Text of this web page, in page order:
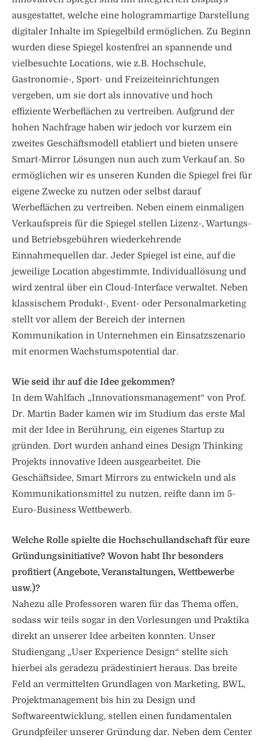
ausgestattet, welche eine hologrammartige Darstellung
digitaler Inhalte im Spiegelbild ermöglichen. Zu Beginn
wurden diese Spiegel kostenfrei an spannende und
vielbesuchte Locations, wie z.B. Hochschule,
Gastronomie-, Sport- und Freizeiteinrichtungen
vergeben, um sie dort als innovative und hoch
effiziente Werbeflächen zu vertreiben. Aufgrund der
hohen Nachfrage haben wir jedoch vor kurzem ein
zweites Geschäftsmodell etabliert und bieten unsere
Smart-Mirror Lösungen nun auch zum Verkauf an. So
ermöglichen wir es unseren Kunden die Spiegel frei für
eigene Zwecke zu nutzen oder selbst darauf
Werbeflächen zu vertreiben. Neben einem einmaligen
Verkaufspreis für die Spiegel stellen Lizenz-, Wartungs-
und Betriebsgebühren wiederkehrende
Einnahmequellen dar. Jeder Spiegel ist eine, auf die
jeweilige Location abgestimmte, Individuallösung und
wird zentral über ein Cloud-Interface verwaltet. Neben
klassischem Produkt-, Event- oder Personalmarketing
stellt vor allem der Bereich der internen
Kommunikation in Unternehmen ein Einsatzszenario
mit enormen Wachstumspotential dar.
Wie seid ihr auf die Idee gekommen?
In dem Wahlfach „Innovationsmanagement“ von Prof.
Dr. Martin Bader kamen wir im Studium das erste Mal
mit der Idee in Berührung, ein eigenes Startup zu
gründen. Dort wurden anhand eines Design Thinking
Projekts innovative Ideen ausgearbeitet. Die
Geschäftsidee, Smart Mirrors zu entwickeln und als
Kommunikationsmittel zu nutzen, reifte dann im 5-
Euro-Business Wettbewerb.
Welche Rolle spielte die Hochschullandschaft für eure
Gründungsinitiative? Wovon habt Ihr besonders
profitiert (Angebote, Veranstaltungen, Wettbewerbe
usw.)?
Nahezu alle Professoren waren für das Thema offen,
sodass wir teils sogar in den Vorlesungen und Praktika
direkt an unserer Idee arbeiten konnten. Unser
Studiengang „User Experience Design“ stellte sich
hierbei als geradezu prädestiniert heraus. Das breite
Feld an vermittelten Grundlagen von Marketing, BWL,
Projektmanagement bis hin zu Design und
Softwareentwicklung, stellen einen fundamentalen
Grundpfeiler unserer Gründung dar. Neben dem Center